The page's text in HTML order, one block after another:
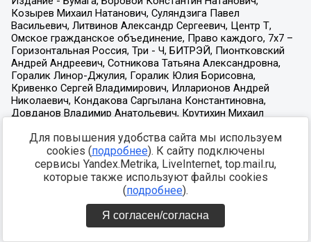
Для повышения удобства сайта мы используем
cookies (подробнее). К сайту подключены
сервисы Yandex.Metrika, LiveInternet, top.mail.ru,
которые также используют файлы cookies
(подробнее).
Я согласен/согласна